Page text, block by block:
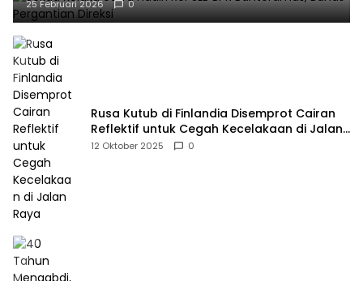
25 Februari 2026 0
Rusa Kutub di Finlandia Disemprot Cairan
Reflektif untuk Cegah Kecelakaan di Jalan
Raya
12 Oktober 2025 0